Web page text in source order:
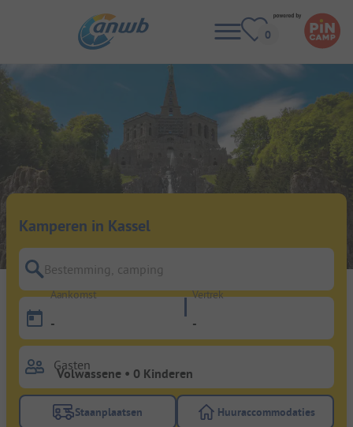
Kamperen in Kassel
Bestemming, camping
Aankomst
-
Vertrek
-
Gasten
Gebruik de filterknop staanplaatsen om te zoeken
Staanplaatsen Gebruik de
Huuraccommodaties